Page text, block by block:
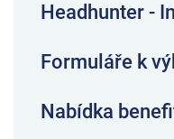
Headhunter -
Formuláře k
Nabídka